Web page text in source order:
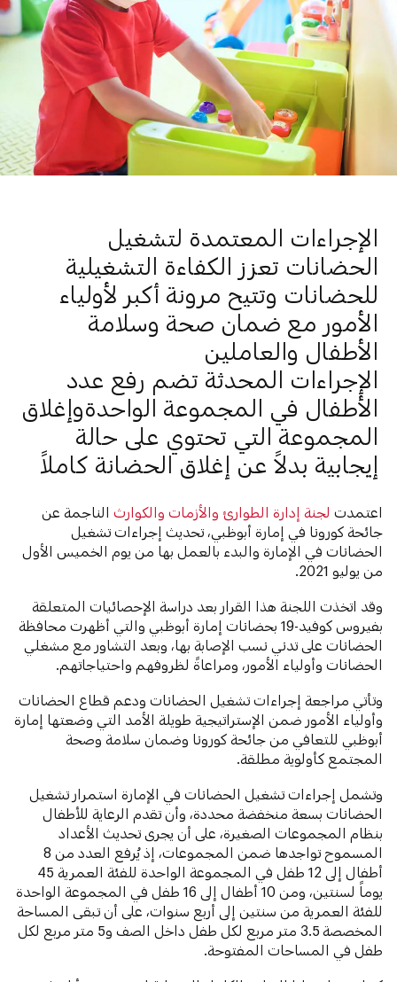
الإجراءات المعتمدة لتشغيل
الحضانات تعزز الكفاءة التشغيلية
للحضانات وتتيح مرونة أكبر لأولياء
الأمور مع ضمان صحة وسلامة
الأطفال والعاملين
الإجراءات المحدثة تضم رفع عدد
الأطفال في المجموعة الواحدةوإغلاق
المجموعة التي تحتوي على حالة
إيجابية بدلاً عن إغلاق الحضانة كاملاً
اعتمدتلجنة إدارة الطوارئ والأزمات والكوارثالناجمة عن
جائحة كورونا في إمارة أبوظبي، تحديث إجراءات تشغيل
الحضانات في الإمارة والبدء بالعمل بها من يوم الخميس الأول
من يوليو 2021.
وقد اتخذت اللجنة هذا القرار بعد دراسة الإحصائيات المتعلقة
بفيروس كوفيد-19 بحضانات إمارة أبوظبي والتي أظهرت محافظة
الحضانات على تدني نسب الإصابة بها، وبعد التشاور مع مشغلي
الحضانات وأولياء الأمور، ومراعاةً لظروفهم واحتياجاتهم.
وتأتي مراجعة إجراءات تشغيل الحضانات ودعم قطاع الحضانات
وأولياء الأمور ضمن الإستراتيجية طويلة الأمد التي وضعتها إمارة
أبوظبي للتعافي من جائحة كورونا وضمان سلامة وصحة
المجتمع كأولوية مطلقة.
وتشمل إجراءات تشغيل الحضانات في الإمارة استمرار تشغيل
الحضانات بسعة منخفضة محددة، وأن تقدم الرعاية للأطفال
بنظام المجموعات الصغيرة، على أن يجرى تحديث الأعداد
المسموح تواجدها ضمن المجموعات، إذ يُرفع العدد من 8
أطفال إلى 12 طفل في المجموعة الواحدة للفئة العمرية 45
يوماً لسنتين، ومن 10 أطفال إلى 16 طفل في المجموعة الواحدة
للفئة العمرية من سنتين إلى أربع سنوات، على أن تبقى المساحة
المخصصة 3.5 متر مربع لكل طفل داخل الصف و5 متر مربع لكل
طفل في المساحات المفتوحة.